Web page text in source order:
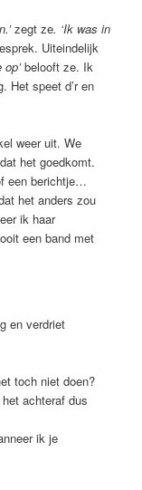
zegt ze. ‘Ik was in
Uiteindelijk
belooft ze. Ik
Het speet d’r en
weer uit. We
het goedkomt.
een berichtje…
het anders zou
ik haar
een band met
en verdriet
toch niet doen?
achteraf dus
ik je